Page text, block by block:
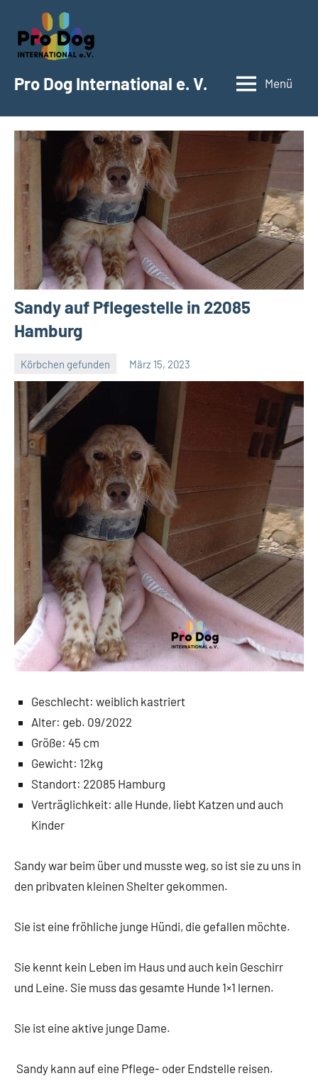
Inhalt
springen
Pro Dog International e. V. Menü
Sandy auf Pflegestelle in 22085
Hamburg
Körbchen gefunden März 15, 2023
Geschlecht: weiblich kastriert
Alter: geb. 09/2022
Größe: 45 cm
Gewicht: 12kg
Standort: 22085 Hamburg
Verträglichkeit: alle Hunde, liebt Katzen und auch
Kinder
Sandy war beim über und musste weg, so ist sie zu uns in
den pribvaten kleinen Shelter gekommen.
Sie ist eine fröhliche junge Hündi, die gefallen möchte.
Sie kennt kein Leben im Haus und auch kein Geschirr
und Leine. Sie muss das gesamte Hunde 1×1 lernen.
Sie ist eine aktive junge Dame.
Sandy kann auf eine Pflege- oder Endstelle reisen.